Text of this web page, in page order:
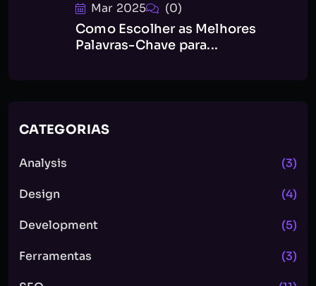
Mar 2025 (0)
Como Escolher as Melhores
Palavras-Chave para...
CATEGORIAS
Analysis (3)
Design (4)
Development (5)
Ferramentas (3)